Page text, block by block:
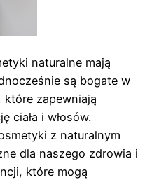
naturalne mają
są bogate w
zapewniają
ciała i włosów.
z naturalnym
dla naszego zdrowia i
które mogą